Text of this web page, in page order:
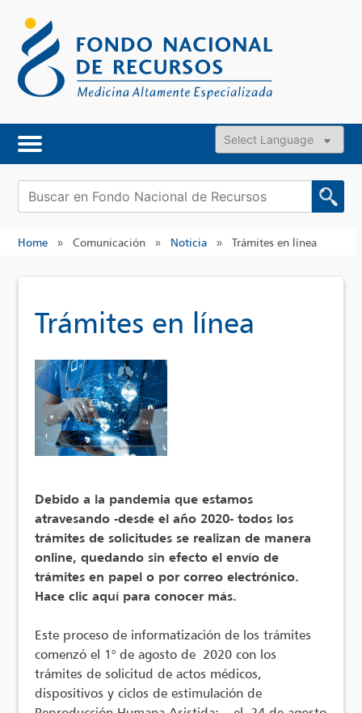
content
Powered by
Buscar:
Home » Comunicación » Noticia » Trámites en línea
Trámites en línea
Debido a la pandemia que estamos
atravesando -desde el año 2020- todos los
trámites de solicitudes se realizan de manera
online, quedando sin efecto el envío de
trámites en papel o por correo electrónico.
Hace clic aquí para conocer más.
Este proceso de informatización de los trámites
comenzó el 1° de agosto de 2020 con los
trámites de solicitud de actos médicos,
dispositivos y ciclos de estimulación de